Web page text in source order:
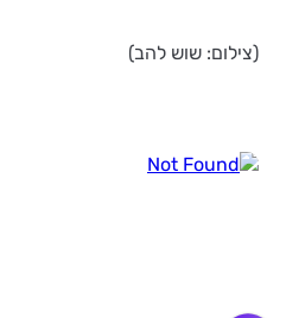
(צילום: שוש להב)